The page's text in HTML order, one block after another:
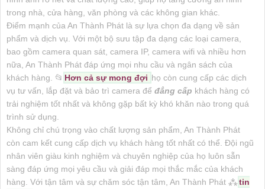
trong nhà, cửa hàng, văn phòng và các không gian khác.
Điểm mạnh của An Thành Phát là sự lựa chọn đa dạng về sản
phẩm và dịch vụ. Với một bộ sưu tập đa dạng các loại camera,
bao gồm camera quan sát, camera IP, camera wifi và nhiều hơn
nữa, An Thành Phát đáp ứng mọi nhu cầu và ngân sách của
khách hàng. 📂 Hơn cả sự mong đợi họ còn cung cấp các dịch
vụ tư vấn, lắp đặt và bảo trì camera để đẳng cấp khách hàng có
trải nghiệm tốt nhất và không gặp bất kỳ khó khăn nào trong quá
trình sử dụng.
Không chỉ chú trọng vào chất lượng sản phẩm, An Thành Phát
còn cam kết cung cấp dịch vụ khách hàng tốt nhất có thể. Đội ngũ
nhân viên giàu kinh nghiệm và chuyên nghiệp của họ luôn sẵn
sàng đáp ứng mọi yêu cầu và giải đáp mọi thắc mắc của khách
hàng. Với tận tâm và sự chăm sóc tận tâm, An Thành Phát ⁂tin